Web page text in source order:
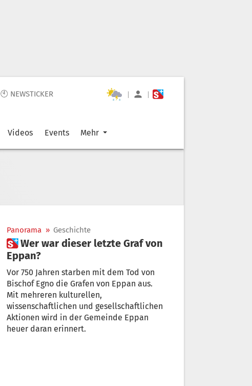
🕙 NEWSTICKER | |
Videos Events Mehr
Panorama » Geschichte
 Wer war dieser letzte Graf von
Eppan?
Vor 750 Jahren starben mit dem Tod von
Bischof Egno die Grafen von Eppan aus.
Mit mehreren kulturellen,
wissenschaftlichen und gesellschaftlichen
Aktionen wird in der Gemeinde Eppan
heuer daran erinnert.